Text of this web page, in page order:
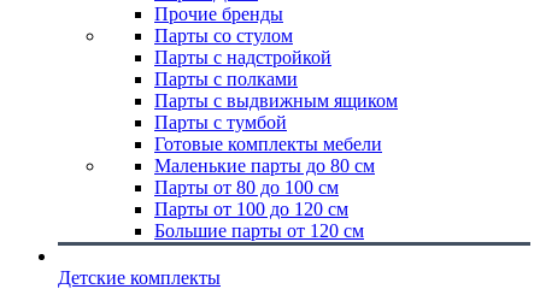
Прочие бренды
Парты со стулом
Парты с надстройкой
Парты с полками
Парты с выдвижным ящиком
Парты с тумбой
Готовые комплекты мебели
Маленькие парты до 80 см
Парты от 80 до 100 см
Парты от 100 до 120 см
Большие парты от 120 см
Детские комплекты